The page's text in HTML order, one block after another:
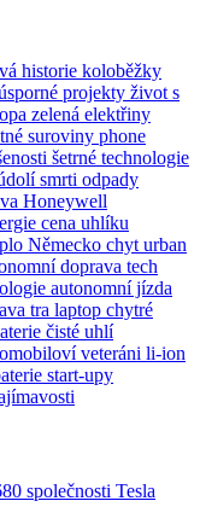
historie koloběžky
projekty život s
zelená elektřiny
suroviny phone
šetrné technologie
smrti odpady
Honeywell
cena uhlíku
Německo chyt urban
doprava tech
autonomní jízda
tra laptop chytré
čisté uhlí
veteráni li-ion
start-upy